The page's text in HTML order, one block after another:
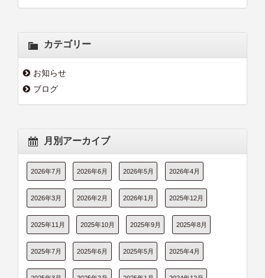
カテゴリー
お知らせ
ブログ
月別アーカイブ
2026年7月 2026年6月 2026年5月 2026年4月
2026年3月 2026年2月 2026年1月 2025年12月
2025年11月 2025年10月 2025年9月 2025年8月
2025年7月 2025年6月 2025年5月 2025年4月